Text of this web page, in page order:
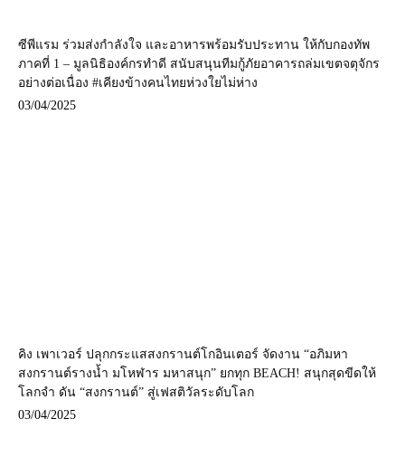
ซีพีแรม ร่วมส่งกำลังใจ และอาหารพร้อมรับประทาน ให้กับกองทัพ
ภาคที่ 1 – มูลนิธิองค์กรทำดี สนับสนุนทีมกู้ภัยอาคารถล่มเขตจตุจักร
อย่างต่อเนื่อง #เคียงข้างคนไทยห่วงใยไม่ห่าง
03/04/2025
คิง เพาเวอร์ ปลุกกระแสสงกรานต์โกอินเตอร์ จัดงาน “อภิมหา
สงกรานต์รางน้ำ มโหฬาร มหาสนุก” ยกทุก BEACH! สนุกสุดขีดให้
โลกจำ ดัน “สงกรานต์” สู่เฟสติวัลระดับโลก
03/04/2025